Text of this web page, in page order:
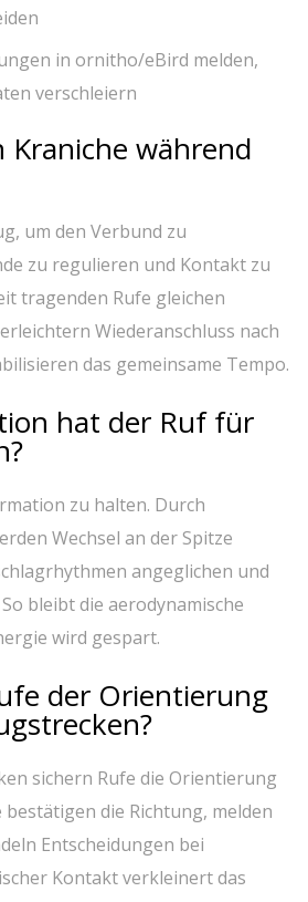
in ornitho/eBird melden,
verschleiern
während
um den Verbund zu
zu regulieren und ‍Kontakt zu
tragenden Rufe gleichen
Wiederanschluss nach⁣
das ⁢gemeinsame⁣ Tempo.
hat ⁤der Ruf ‌für
zu‌ halten. Durch
Wechsel an der⁢ Spitze
angeglichen⁤ und
​bleibt die aerodynamische
wird gespart.
der Orientierung‌
sichern Rufe die Orientierung
bestätigen⁣ die Richtung, melden
Entscheidungen bei⁢
Kontakt ‌verkleinert das